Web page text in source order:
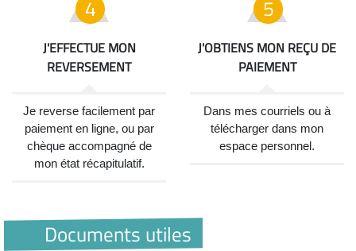
J'EFFECTUE MON
REVERSEMENT
Je reverse facilement par
paiement en ligne, ou par
chèque accompagné de
mon état récapitulatif.
J'OBTIENS MON REÇU DE
PAIEMENT
Dans mes courriels ou à
télécharger dans mon
espace personnel.
Documents utiles